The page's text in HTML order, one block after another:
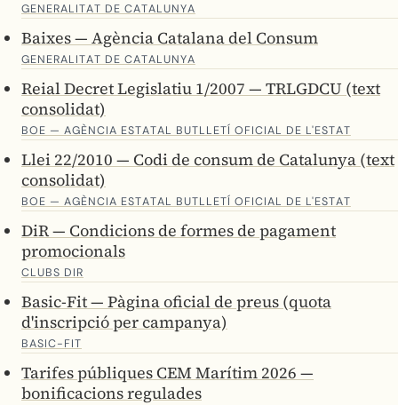
GENERALITAT DE CATALUNYA
Baixes — Agència Catalana del Consum
GENERALITAT DE CATALUNYA
Reial Decret Legislatiu 1/2007 — TRLGDCU (text
consolidat)
BOE — AGÈNCIA ESTATAL BUTLLETÍ OFICIAL DE L'ESTAT
Llei 22/2010 — Codi de consum de Catalunya (text
consolidat)
BOE — AGÈNCIA ESTATAL BUTLLETÍ OFICIAL DE L'ESTAT
DiR — Condicions de formes de pagament
promocionals
CLUBS DIR
Basic-Fit — Pàgina oficial de preus (quota
d'inscripció per campanya)
BASIC-FIT
Tarifes públiques CEM Marítim 2026 —
bonificacions regulades